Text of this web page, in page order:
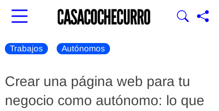
Trabajos Autónomos
Crear una página web para tu
negocio como autónomo: lo que